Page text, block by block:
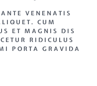
VENENATIS
CUM
ET MAGNIS DIS
RIDICULUS
PORTA GRAVIDA